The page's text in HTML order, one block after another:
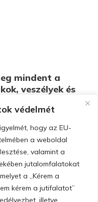
védelmét
hogy az EU-
a weboldal
valamint a
jutalomfalatokat
a „Kérem a
kérem a jutifalatot”
illetve
mindent a
veszélyek és
kutyafajta,
családok és